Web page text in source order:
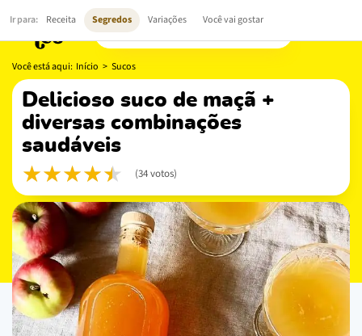
Você está aqui: Início > Sucos
delicioso suco de maçã +
diversas combinações
saudáveis
(34 votos)